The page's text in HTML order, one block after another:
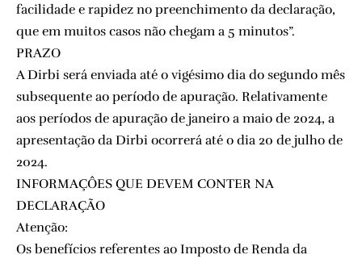
facilidade e rapidez no preenchimento da declaração,
que em muitos casos não chegam a 5 minutos”.
PRAZO
A Dirbi será enviada até o vigésimo dia do segundo mês
subsequente ao período de apuração. Relativamente
aos períodos de apuração de janeiro a maio de 2024, a
apresentação da Dirbi ocorrerá até o dia 20 de julho de
2024.
INFORMAÇÔES QUE DEVEM CONTER NA
DECLARAÇÃO
Atenção:
Os benefícios referentes ao Imposto de Renda da